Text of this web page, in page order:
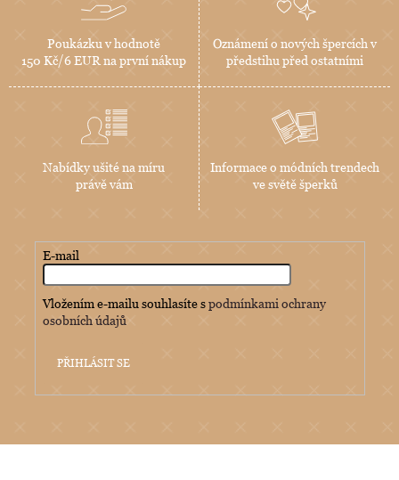
Poukázku v hodnotě
150 Kč/6 EUR na první nákup
Oznámení o nových špercích v
předstihu před ostatními
Nabídky ušité na míru
právě vám
Informace o módních trendech
ve světě šperků
E-mail
Vložením e-mailu souhlasíte spodmínkami ochrany
osobních údajů
PŘIHLÁSIT SE